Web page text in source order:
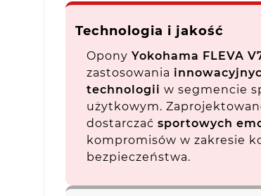
Technologia i jakość
Opony Yokohama FLEVA
zastosowania
technologii w segmencie
użytkowym.
dostarczać sportowych
kompromisów w zakresie
bezpieczeństwa.